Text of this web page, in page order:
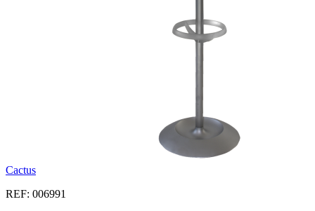
Cactus
REF: 006991